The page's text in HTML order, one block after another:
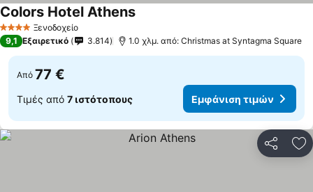
4 ΑστέριαΞενοδοχείο
Colors Hotel Athens
9,1 Εξαιρετικό 3.814 1.0 χλμ. από: Christmas at Syntagma Square
Από 77 €
Τιμές από 7 ιστότοπους Εμφάνιση τιμών